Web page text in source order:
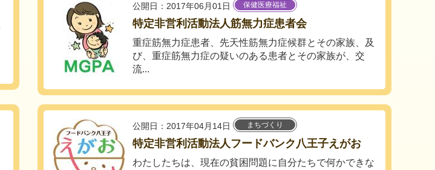
公開日：2017年06月01日 保健医療福祉
特定非営利活動法人筋無力症患者会
重症筋無力症患者、先天性筋無力症候群とその家族、及
び、重症筋無力症の疑いのある患者とその家族が、交
流...
公開日：2017年04月14日 まちづくり
特定非営利活動法人フードバンク八王子えがお
わたしたちは、現在の貧困問題に自分たちで何かできな